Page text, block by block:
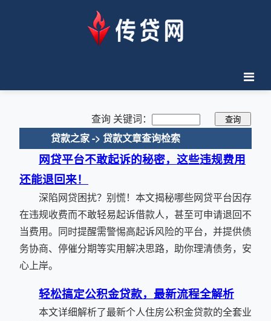
查询 关键词：
贷款之家 -> 贷款文章查询检索
网贷平台不敢起诉的秘密，这些违规费用
还能退回来！
深陷网贷困扰？别慌！本文揭秘哪些网贷平台因存
在违规收费而不敢轻易起诉借款人，甚至可申请退回不
当费用。同时提醒需警惕高起诉风险的平台，并提供债
务协商、停催分期等实用解决思路，助你理清债务，安
心上岸。
轻松搞定公积金贷款，最新流程全解析
本文详细解析了最新个人住房公积金贷款的全套业